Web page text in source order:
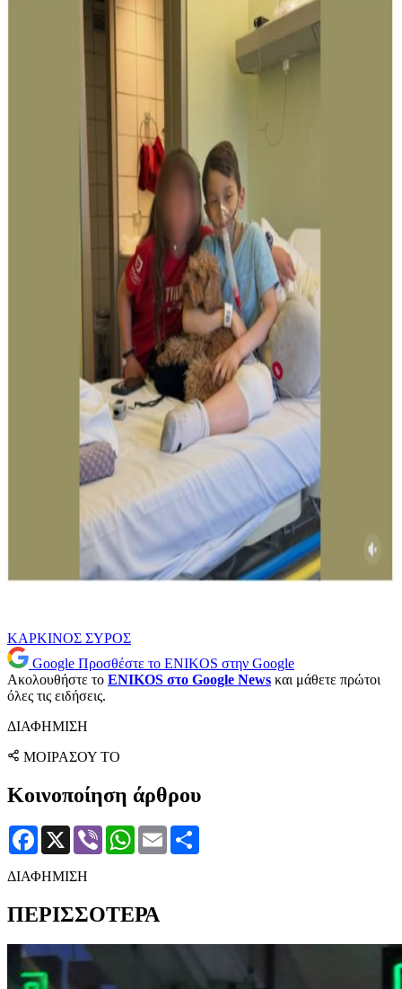
ΚΑΡΚΙΝΟΣ ΣΥΡΟΣ
Google Προσθέστε το ENIKOS στην Google
Ακολουθήστε το ENIKOS στο Google News και μάθετε πρώτοι
όλες τις ειδήσεις.
ΔΙΑΦΗΜΙΣΗ
ΜΟΙΡΑΣΟΥ ΤΟ
Κοινοποίηση άρθρου
Facebook
X Viber WhatsApp
Email
ΔΙΑΦΗΜΙΣΗ
ΠΕΡΙΣΣΟΤΕΡΑ